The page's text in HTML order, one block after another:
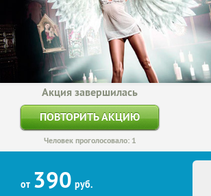
Акция завершилась
ПОВТОРИТЬ АКЦИЮ
Человек проголосовало: 1
от 390 руб.